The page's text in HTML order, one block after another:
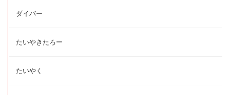
ダイバー
たいやきたろー
たいやく